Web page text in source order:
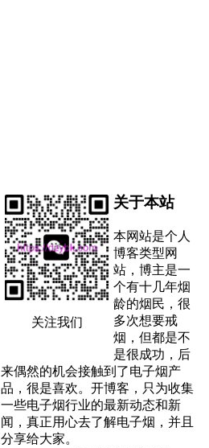
关注我们
关于本站
本网站是个人
博客类型网
站，博主是一
个有十几年烟
龄的烟民，很
多次想要戒
烟，但都是不
是很成功，后
来偶然的机会接触到了电子烟产
品，很是喜欢。开博客，只为收集
一些电子烟行业的最新动态和新
闻，真正用心去了解电子烟，并且
分享给大家。